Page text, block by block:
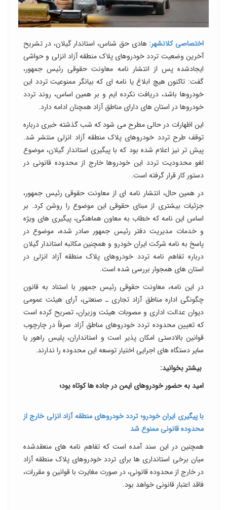
اختصاصی کلانشهر: هادی حق شناس، استاندار گیلان، در تشریح
آخرین وضعیت تردد خودروهای پلاک منطقه آزاد انزلی و حواشی
ایجادشده پس از انتشار نامه معاونت حقوقی رئیس جمهور،
گفت: تاکنون هیچ ابلاغ یا نامه ای که بیانگر ممنوعیت تردد این
خودروها باشد، دریافت نکرده ایم و بر همین اساس، روند تردد
خودروها در استان های دارای مناطق آزاد همچنان ادامه دارد.
این اظهارات در حالی مطرح می شود که شب گذشته خبری درباره
توقف طرح تردد خودروهای پلاک منطقه آزاد انزلی منتشر شد.
پیش تر نیز اعلام شده بود که با پیگیری استاندار گیلان، موضوع
لغو محدودیت تردد این خودروها خارج از محدوده قانونی در
دستور کار قرار گرفته است.
در همین حال، انتشار نامه ای از معاونت حقوقی رئیس جمهور،
جزئیات بیشتری از مبنای حقوقی این موضوع را روشن کرد. بر
اساس این نامه که خطاب به معاون هماهنگی، پیگیری های ویژه
و خدمات مدیریت دفتر رئیس جمهور صادر شده، موضوع در
پاسخ به نامه شرکت ایران خودرو و همچنین مکاتبه استاندار گیلان
درباره تفاهم نامه تردد خودروهای پلاک منطقه آزاد انزلی در
استان های همجوار بررسی شده است.
در این نامه، معاونت حقوقی رئیس جمهور با استناد به قانون
چگونگی اداره مناطق آزاد تجاری ـ صنعتی، آرای هیئت عمومی
دیوان عدالت اداری و مصوبات هیئت وزیران، تصریح کرده است
که تعیین محدوده تردد خودروهای مناطق آزاد صرفاً در چارچوب
قوانین بالادستی امکان پذیر است و استانداران، پلیس راهور یا
سایر دستگاه های اجرایی اختیار توسعه این محدوده را ندارند.
بیشتر بخوانید:
امید به حضور خودروهای ایمن در جاده ها کوتاه بود؛
با پیگیری ایران خودرو؛ تردد خودروهای منطقه آزاد انزلی خارج از
محدوده قانونی ممنوع شد
همچنین در این سند آمده است که تفاهم نامه های منعقدشده
میان برخی استانداری ها برای تردد خودروهای پلاک منطقه آزاد
در خارج از محدوده قانونی، در صورت مغایرت با قوانین و مقررات،
فاقد اعتبار قانونی خواهد بود.